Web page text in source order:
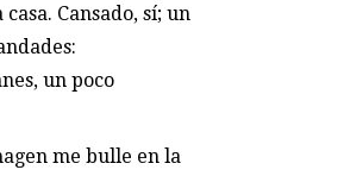
Cansado, sí; un
un poco
me bulle en la